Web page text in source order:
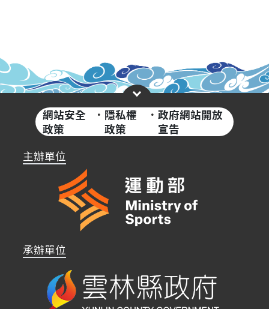
網站安全
政策
· 隱私權
政策
·政府網站開放
宣告
主辦單位
承辦單位